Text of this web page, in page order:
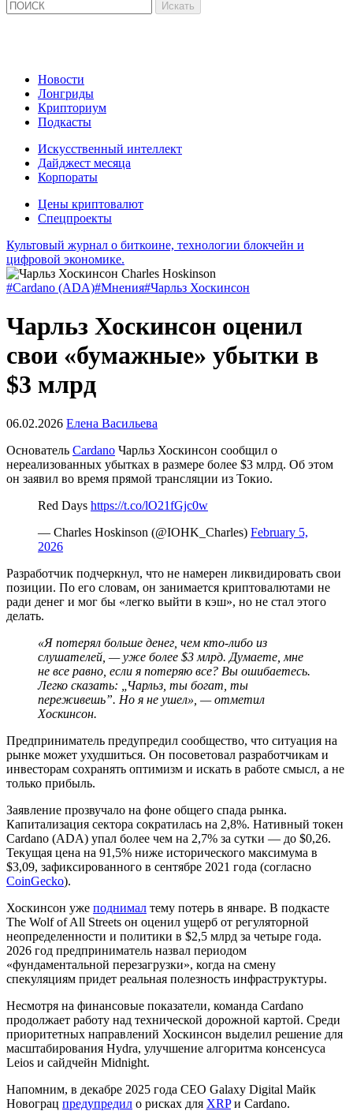
Новости
Лонгриды
Крипториум
Подкасты
Искусственный интеллект
Дайджест месяца
Корпораты
Цены криптовалют
Спецпроекты
Культовый журнал о биткоине, технологии блокчейн и
цифровой экономике.
#Cardano (ADA)#Мнения#Чарльз Хоскинсон
Чарльз Хоскинсон оценил
свои «бумажные» убытки в
$3 млрд
06.02.2026 Елена Васильева
Основатель Cardano Чарльз Хоскинсон сообщил о
нереализованных убытках в размере более $3 млрд. Об этом
он заявил во время прямой трансляции из Токио.
Red Days https://t.co/lO21fGjc0w
— Charles Hoskinson (@IOHK_Charles) February 5,
2026
Разработчик подчеркнул, что не намерен ликвидировать свои
позиции. По его словам, он занимается криптовалютами не
ради денег и мог бы «легко выйти в кэш», но не стал этого
делать.
«Я потерял больше денег, чем кто-либо из
слушателей, — уже более $3 млрд. Думаете, мне
не все равно, если я потеряю все? Вы ошибаетесь.
Легко сказать: „Чарльз, ты богат, ты
переживешь”. Но я не ушел», — отметил
Хоскинсон.
Предприниматель предупредил сообщество, что ситуация на
рынке может ухудшиться. Он посоветовал разработчикам и
инвесторам сохранять оптимизм и искать в работе смысл, а не
только прибыль.
Заявление прозвучало на фоне общего спада рынка.
Капитализация сектора сократилась на 2,8%. Нативный токен
Cardano (ADA) упал более чем на 2,7% за сутки — до $0,26.
Текущая цена на 91,5% ниже исторического максимума в
$3,09, зафиксированного в сентябре 2021 года (согласно
CoinGecko).
Хоскинсон уже поднимал тему потерь в январе. В подкасте
The Wolf of All Streets он оценил ущерб от регуляторной
неопределенности и политики в $2,5 млрд за четыре года.
2026 год предприниматель назвал периодом
«фундаментальной перезагрузки», когда на смену
спекуляциям придет реальная полезность инфраструктуры.
Несмотря на финансовые показатели, команда Cardano
продолжает работу над технической дорожной картой. Среди
приоритетных направлений Хоскинсон выделил решение для
масштабирования Hydra, улучшение алгоритма консенсуса
Leios и сайдчейн Midnight.
Напомним, в декабре 2025 года CEO Galaxy Digital Майк
Новограц предупредил о рисках для XRPи Cardano.